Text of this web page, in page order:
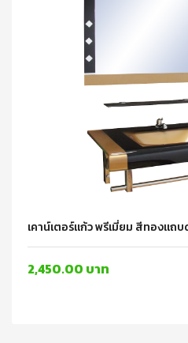
เคาน์เตอร์แก้ว พรีเมี่ยม สีทองแถ
2,450.00 บาท